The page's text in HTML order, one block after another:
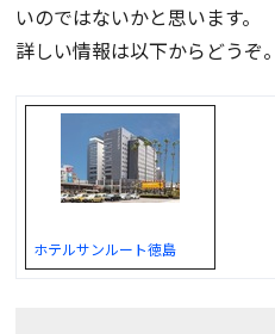
いのではないかと思います。
詳しい情報は以下からどうぞ。
ホテルサンルート徳島